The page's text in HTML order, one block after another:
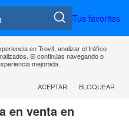
Tus favoritos
en Trovit, analizar el tráfico
Si continúas navegando o
mejorada.
ACEPTAR
BLOQUEAR
en venta en